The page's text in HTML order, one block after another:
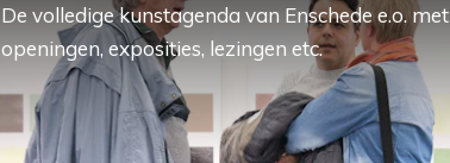
De volledige kunstagenda van Enschede e.o. met
openingen, exposities, lezingen etc.